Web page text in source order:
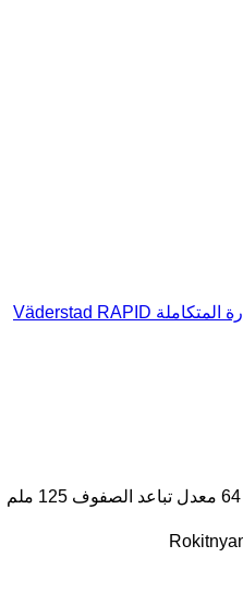
البذارة المتكاملة Väderstad RAPID
64 معدل تباعد الصفوف 125 ملم